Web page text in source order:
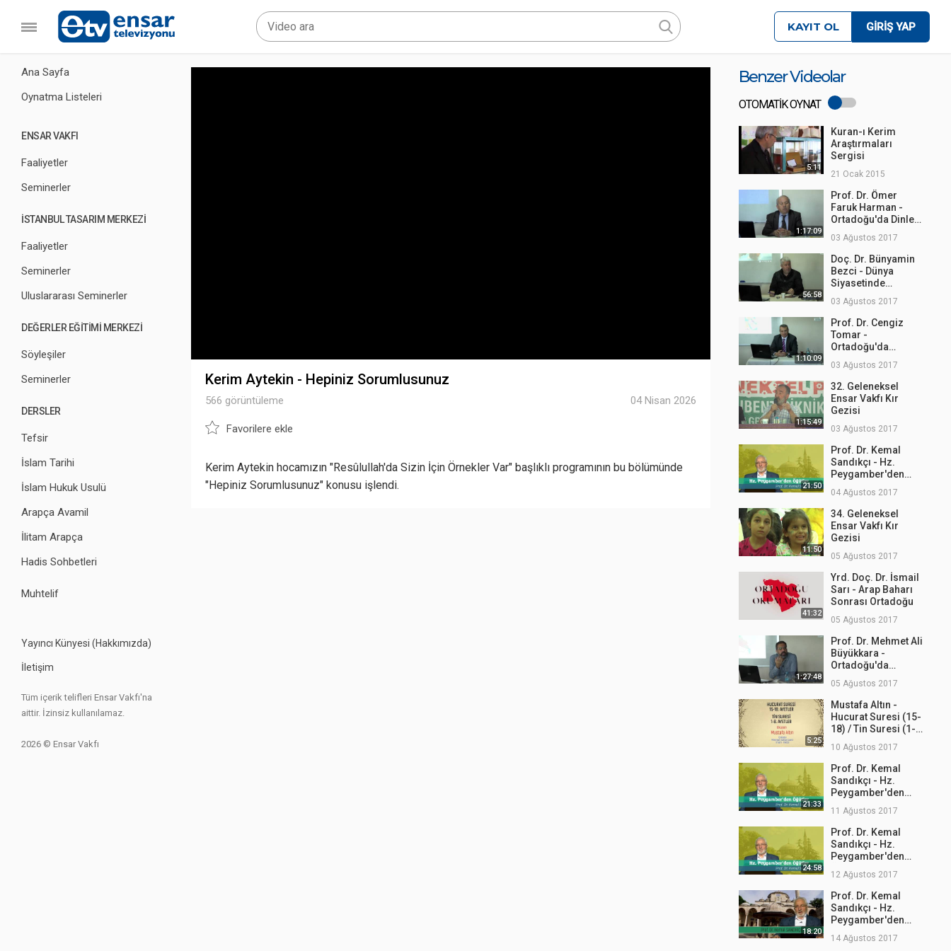
Ana Sayfa
Oynatma Listeleri
ENSAR VAKFI
Faaliyetler
Seminerler
İSTANBUL TASARIM MERKEZİ
Faaliyetler
Seminerler
Uluslararası Seminerler
DEĞERLER EĞİTİMİ MERKEZİ
Söyleşiler
Seminerler
DERSLER
Tefsir
İslam Tarihi
İslam Hukuk Usulü
Arapça Avamil
İlitam Arapça
Hadis Sohbetleri
Muhtelif
Yayıncı Künyesi (Hakkımızda)
İletişim
Tüm içerik telifleri Ensar Vakfı'na
aittir. İzinsiz kullanılamaz.
2026 © Ensar Vakfı
KAYIT OL GİRİŞ YAP
Kerim Aytekin - Hepiniz Sorumlusunuz
566 görüntüleme 04 Nisan 2026
Favorilere ekle
Kerim Aytekin hocamızın "Resûlullah'da Sizin İçin Örnekler Var" başlıklı programının bu bölümünde
"Hepiniz Sorumlusunuz" konusu işlendi.
Benzer Videolar
OTOMATİK OYNAT
5:11
Kuran-ı Kerim
Araştırmaları
Sergisi
21 Ocak 2015
1:17:09
Prof. Dr. Ömer
Faruk Harman -
Ortadoğu'da Dinler
03 Ağustos 2017
56:58
Doç. Dr. Bünyamin
Bezci - Dünya
Siyasetinde
03 Ağustos 2017
1:10:09
Prof. Dr. Cengiz
Tomar -
Ortadoğu'da
ve Tarihi
03 Ağustos 2017
1:15:49
32. Geleneksel
Ensar Vakfı Kır
Gezisi
03 Ağustos 2017
21:50
Prof. Dr. Kemal
Sandıkçı - Hz.
Peygamber'den
04 Ağustos 2017
11:50
34. Geleneksel
Ensar Vakfı Kır
Gezisi
05 Ağustos 2017
41:32
Yrd. Doç. Dr. İsmail
Sarı - Arap Baharı
Sonrası Ortadoğu
05 Ağustos 2017
1:27:48
Prof. Dr. Mehmet Ali
Büyükkara -
Ortadoğu'da
05 Ağustos 2017
5:25
Mustafa Altın -
Hucurat Suresi (15-
18) / Tin Suresi (1-
10 Ağustos 2017
21:33
Prof. Dr. Kemal
Sandıkçı - Hz.
Peygamber'den
11 Ağustos 2017
24:58
Prof. Dr. Kemal
Sandıkçı - Hz.
Peygamber'den
12 Ağustos 2017
18:20
Prof. Dr. Kemal
Sandıkçı - Hz.
Peygamber'den
14 Ağustos 2017